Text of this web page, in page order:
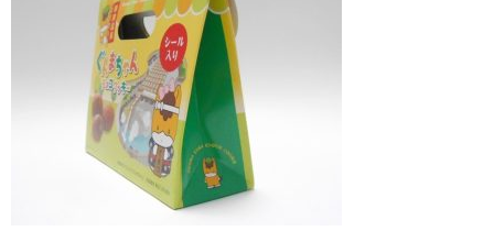
MONDE SELECTION
ご当地シリーズ
草津産熊笹